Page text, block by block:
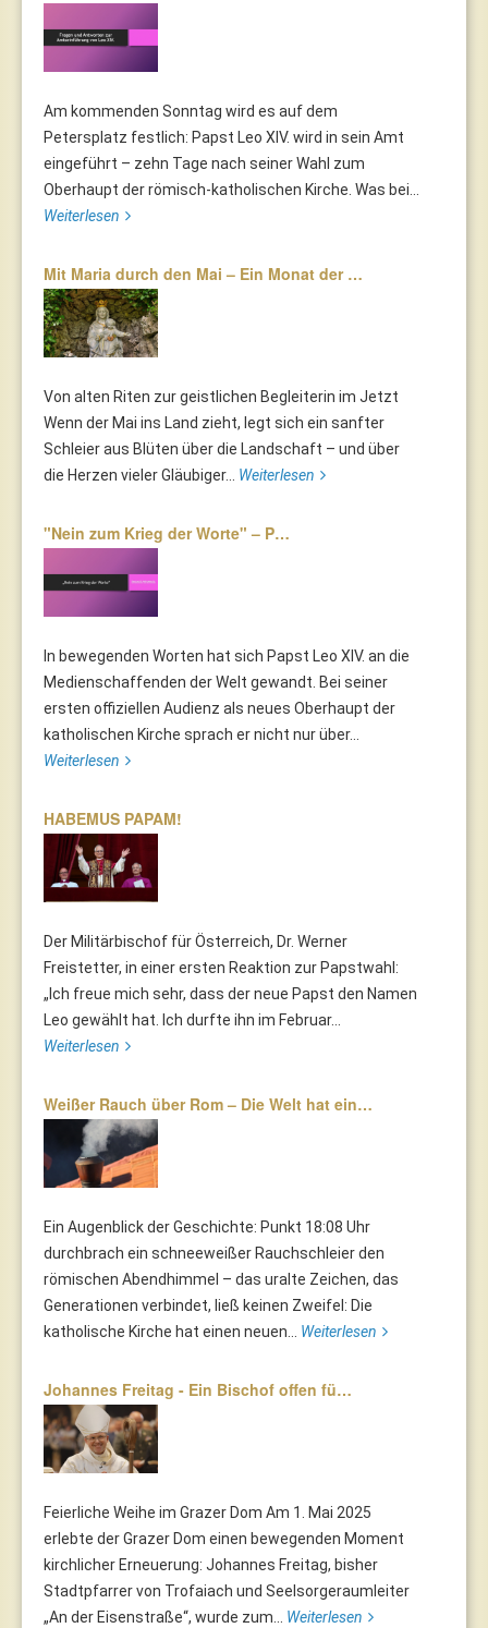
Am kommenden Sonntag wird es auf dem
Petersplatz festlich: Papst Leo XIV. wird in sein Amt
eingeführt – zehn Tage nach seiner Wahl zum
Oberhaupt der römisch-katholischen Kirche. Was bei...
Weiterlesen
Mit Maria durch den Mai – Ein Monat der …
Von alten Riten zur geistlichen Begleiterin im Jetzt
Wenn der Mai ins Land zieht, legt sich ein sanfter
Schleier aus Blüten über die Landschaft – und über
die Herzen vieler Gläubiger... Weiterlesen
"Nein zum Krieg der Worte" – P…
In bewegenden Worten hat sich Papst Leo XIV. an die
Medienschaffenden der Welt gewandt. Bei seiner
ersten offiziellen Audienz als neues Oberhaupt der
katholischen Kirche sprach er nicht nur über...
Weiterlesen
HABEMUS PAPAM!
Der Militärbischof für Österreich, Dr. Werner
Freistetter, in einer ersten Reaktion zur Papstwahl:
„Ich freue mich sehr, dass der neue Papst den Namen
Leo gewählt hat. Ich durfte ihn im Februar...
Weiterlesen
Weißer Rauch über Rom – Die Welt hat ein…
Ein Augenblick der Geschichte: Punkt 18:08 Uhr
durchbrach ein schneeweißer Rauchschleier den
römischen Abendhimmel – das uralte Zeichen, das
Generationen verbindet, ließ keinen Zweifel: Die
katholische Kirche hat einen neuen... Weiterlesen
Johannes Freitag - Ein Bischof offen fü…
Feierliche Weihe im Grazer Dom Am 1. Mai 2025
erlebte der Grazer Dom einen bewegenden Moment
kirchlicher Erneuerung: Johannes Freitag, bisher
Stadtpfarrer von Trofaiach und Seelsorgeraumleiter
„An der Eisenstraße“, wurde zum... Weiterlesen